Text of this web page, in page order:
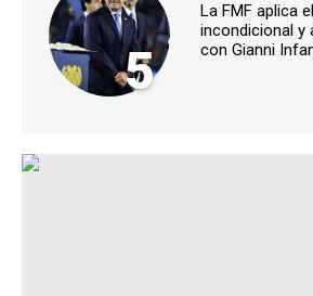
5
La FMF aplica
incondicional y
con Gianni